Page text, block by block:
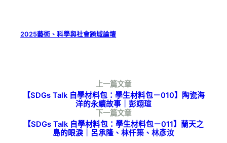
2025藝術、科學與社會跨域論壇
上一篇文章
【SDGs Talk 自學材料包：學生材料包－010】陶瓷海
洋的永續故事｜彭翊瑄
下一篇文章
【SDGs Talk 自學材料包：學生材料包－011】蘭天之
島的眼淚｜呂承隆、林仟築、林彥汝